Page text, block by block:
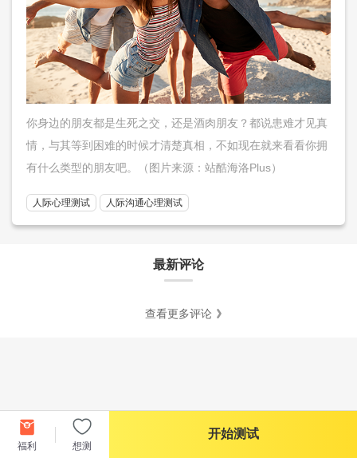
你身边的朋友都是生死之交，还是酒肉朋友？都说患难才见真
情，与其等到困难的时候才清楚真相，不如现在就来看看你拥
有什么类型的朋友吧。（图片来源：站酷海洛Plus）
人际心理测试 人际沟通心理测试
最新评论
查看更多评论
福利 想测
开始测试